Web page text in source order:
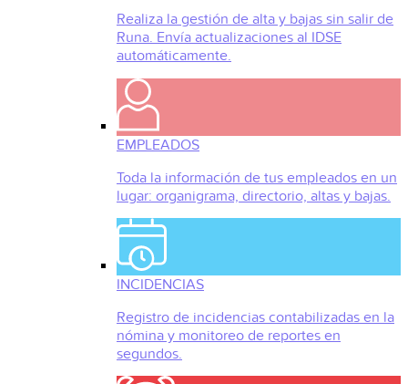
Realiza la gestión de alta y bajas sin salir de
Runa. Envía actualizaciones al IDSE
automáticamente.
EMPLEADOS
Toda la información de tus empleados en un
lugar: organigrama, directorio, altas y bajas.
INCIDENCIAS
Registro de incidencias contabilizadas en la
nómina y monitoreo de reportes en
segundos.